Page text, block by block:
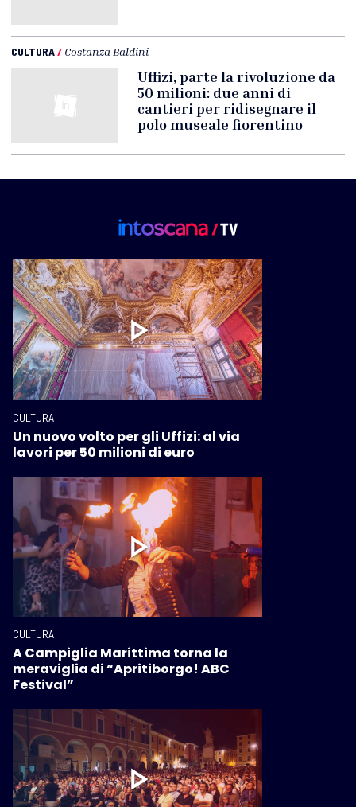
CULTURA/ Costanza Baldini
Uffizi, parte la rivoluzione da
50 milioni: due anni di
cantieri per ridisegnare il
polo museale fiorentino
CULTURA
Un nuovo volto per gli Uffizi: al via
lavori per 50 milioni di euro
CULTURA
A Campiglia Marittima torna la
meraviglia di “Apritiborgo! ABC
Festival”